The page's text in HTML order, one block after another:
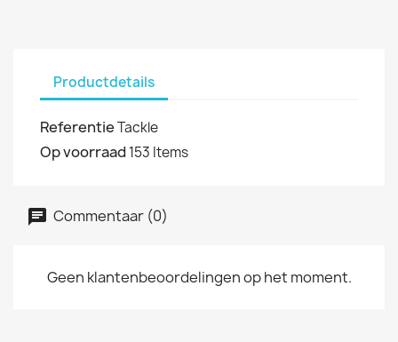
Productdetails
ReferentieTackle
Op voorraad 153 Items
Commentaar (0)
Geen klantenbeoordelingen op het moment.